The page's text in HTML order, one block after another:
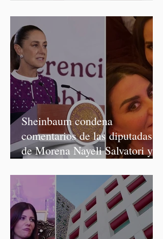
Sheinbaum condena
comentarios de las diputadas
de Morena Nayeli Salvatori y